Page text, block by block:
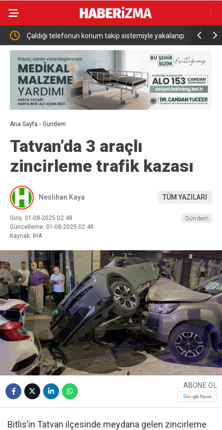
Çaldığı telefonun konum takip sistemiyle yakalanıp
tutuklandı
Adalet
Ana Sayfa › Gündem
Tatvan’da 3 araçlı
zincirleme trafik kazası
Neslihan Kaya TÜM YAZILARI
Giriş: 01-08-2025 02:48
Güncelleme: 01-08-2025 02:48
Kaynak: İHA
Gündem
ABONE OL
Bitlis’in Tatvan ilçesinde meydana gelen zincirleme